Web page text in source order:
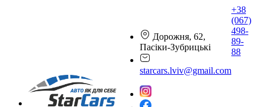
Дорожня, 62,
Пасіки-Зубрицькі
starcars.lviv@gmail.com
+38
(067)
498-
89-
88